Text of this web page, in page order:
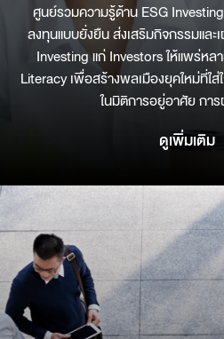
ศูนย์รวมความรู้ด้าน ESG
ลงทุนแบบยั่งยืน ส่งเสริมกิจกรรมแล
Investing แก่ Investors ให้แพร่หล
Literacy เพื่อสร้างพลเมืองยุคใหม่ที่
ในมิติการอยู่อาศัย กา
ดูเพิ่มเติม